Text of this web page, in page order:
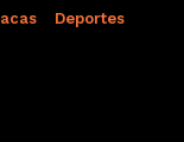
Deportes